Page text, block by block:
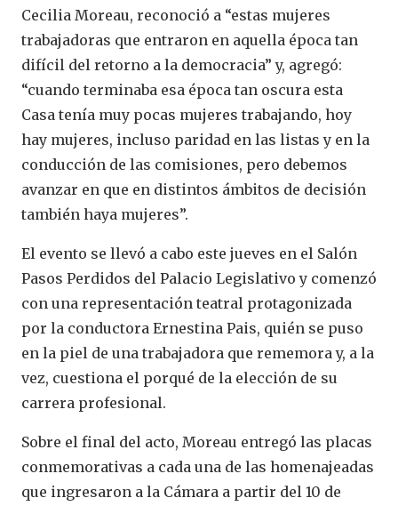
Cecilia Moreau, reconoció a “estas mujeres
trabajadoras que entraron en aquella época tan
difícil del retorno a la democracia” y, agregó:
“cuando terminaba esa época tan oscura esta
Casa tenía muy pocas mujeres trabajando, hoy
hay mujeres, incluso paridad en las listas y en la
conducción de las comisiones, pero debemos
avanzar en que en distintos ámbitos de decisión
también haya mujeres”.
El evento se llevó a cabo este jueves en el Salón
Pasos Perdidos del Palacio Legislativo y comenzó
con una representación teatral protagonizada
por la conductora Ernestina Pais, quién se puso
en la piel de una trabajadora que rememora y, a la
vez, cuestiona el porqué de la elección de su
carrera profesional.
Sobre el final del acto, Moreau entregó las placas
conmemorativas a cada una de las homenajeadas
que ingresaron a la Cámara a partir del 10 de